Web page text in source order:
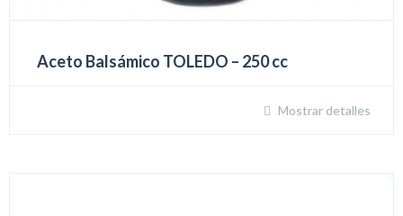
Aceto Balsámico TOLEDO – 250 cc
Mostrar detalles